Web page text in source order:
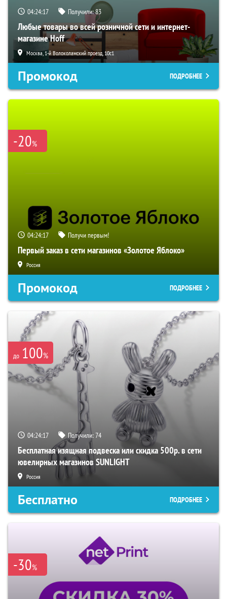
04:24:16 Получили:83
Любые товары во всей розничной сети и интернет-
магазине Hoff
Москва, 1-й Волоколамский проезд, 10с1
Промокод ПОДРОБНЕЕ
-20%
04:24:16 Получи первым!
Первый заказ в сети магазинов «Золотое Яблоко»
Россия
Промокод ПОДРОБНЕЕ
до 100%
04:24:16 Получили:74
Бесплатная изящная подвеска или скидка 500р. в сети
ювелирных магазинов SUNLIGHT
Россия
Бесплатно ПОДРОБНЕЕ
-30%